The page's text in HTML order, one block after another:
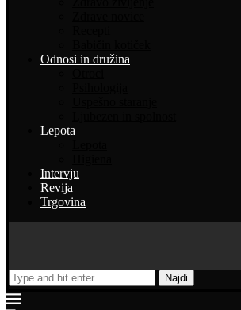
Odnosi in družina
Lepota
Intervju
Revija
Trgovina
Najdi